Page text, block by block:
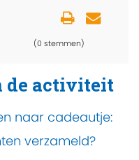
(0 stemmen)
de activiteit
naar cadeautje:
verzameld?